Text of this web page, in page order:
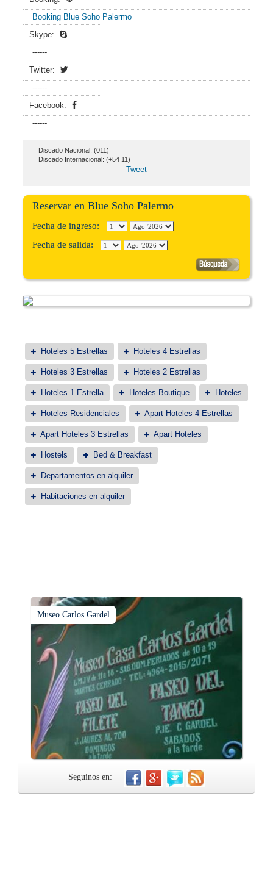
Booking Blue Soho Palermo
Skype:
------
Twitter:
------
Facebook:
------
Discado Nacional: (011)
Discado Internacional: (+54 11)
Tweet
Reservar en Blue Soho Palermo
Fecha de ingreso:
Fecha de salida:
Hoteles 5 Estrellas Hoteles 4 Estrellas
Hoteles 3 Estrellas Hoteles 2 Estrellas
Hoteles 1 Estrella Hoteles Boutique Hoteles
Hoteles Residenciales Apart Hoteles 4 Estrellas
Apart Hoteles 3 Estrellas Apart Hoteles
Hostels Bed & Breakfast
Departamentos en alquiler
Habitaciones en alquiler
Museo Carlos Gardel
Seguinos en: